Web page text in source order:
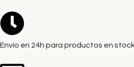
Envío en 24h para productos en